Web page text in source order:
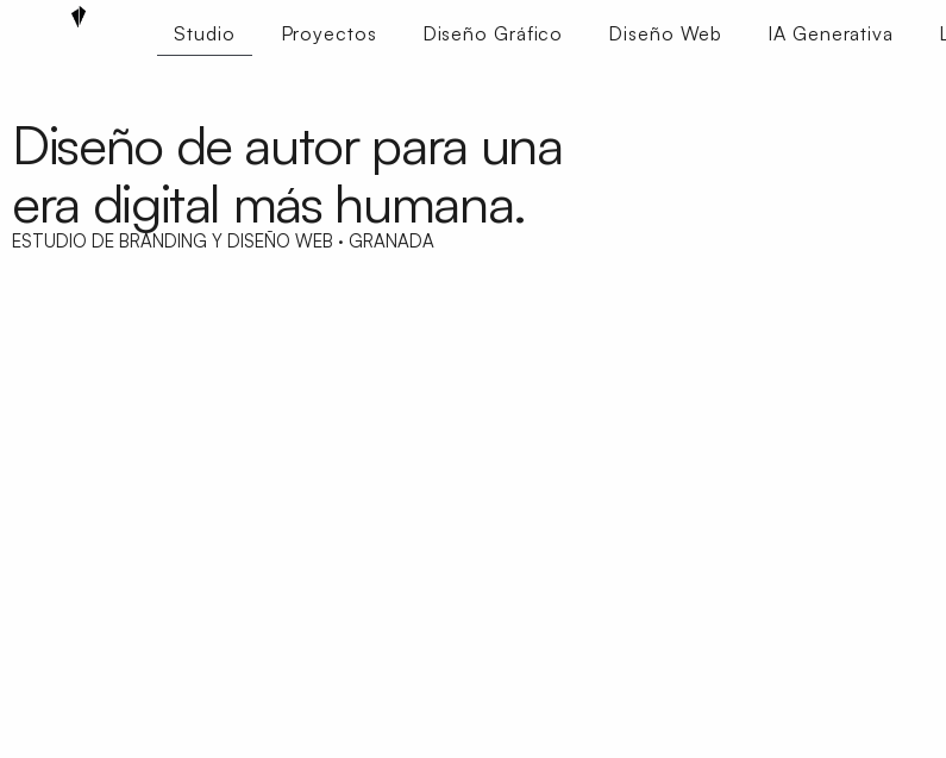
Studio Proyectos Diseño Gráfico Diseño Web IA Generativa
Diseño de autor para una
era digital más humana.
ESTUDIO DE BRANDING Y DISEÑO WEB · GRANADA